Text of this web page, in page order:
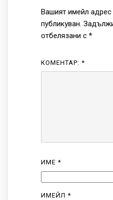
Вашият имейл
публикуван.
отбелязани с *
КОМЕНТАР: *
ИМЕ *
ИМЕЙЛ *